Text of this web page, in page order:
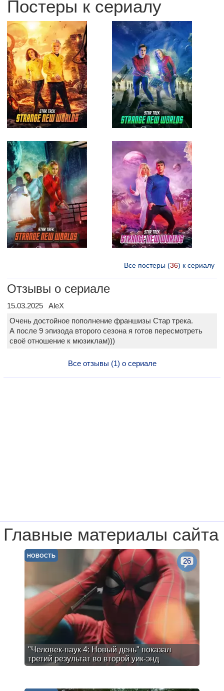
Постеры к сериалу
Все постеры (36) к сериалу
Отзывы о сериале
15.03.2025 AleX
Очень достойное пополнение франшизы Стар трека.
А после 9 эпизода второго сезона я готов пересмотреть
своё отношение к мюзиклам)))
Все отзывы (1) о сериале
Главные материалы сайта
"Человек-паук 4: Новый день" показал
третий результат во второй уик-энд
НОВОСТЬ
26